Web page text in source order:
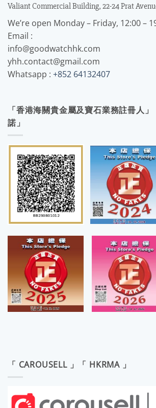
Valiant Commercial Building, 22-24 Prat
We’re open Monday – Friday, 12:00 –
Email :
info@goodwatchhk.com
yhh.contact@gmail.com
Whatsapp : +852 64132407
「香港海關貴金屬及寶石業務註冊人
諾」
「 CAROUSELL 」「 HKRMA 」